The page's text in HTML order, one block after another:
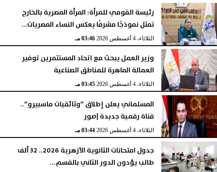
الثلاثاء، 4 أغسطس 2026
رئيسة القومي للمرأة: المرأة المصرية بالخارج
تمثل نموذجًا مشرفًا يعكس النساء المصريات...
الثلاثاء، 4 أغسطس 2026 03:46 مـ
وزير العمل يبحث مع اتحاد المستثمرين توفير
العمالة الماهرة للمناطق الصناعية
الثلاثاء، 4 أغسطس 2026 03:45 مـ
المسلماني يعلن إطلاق ”وثائقيات ماسبيرو”..
قناة رقمية جديدة |صور
الثلاثاء، 4 أغسطس 2026 03:44 مـ
جدول امتحانات الثانوية الأزهرية 2026.. 32 ألف
طالب يؤدون الدور الثاني بالقسم...